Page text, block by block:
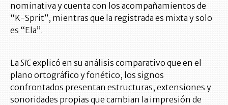
nominativa y cuenta con los acompañamientos de
“K-Sprit”, mientras que la registrada es mixta y solo
es “Ela”.
LaSICexplicó en su análisis comparativo que en el
plano ortográfico y fonético, los signos
confrontados presentan estructuras, extensiones y
sonoridades propias que cambian la impresión de